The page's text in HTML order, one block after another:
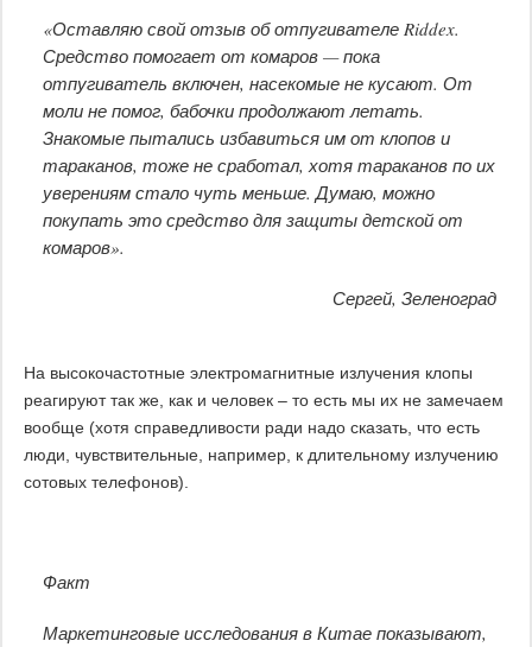
«Оставляю свой отзыв об отпугивателе Riddex.
Средство помогает от комаров — пока
отпугиватель включен, насекомые не кусают. От
моли не помог, бабочки продолжают летать.
Знакомые пытались избавиться им от клопов и
тараканов, тоже не сработал, хотя тараканов по их
уверениям стало чуть меньше. Думаю, можно
покупать это средство для защиты детской от
комаров».
Сергей, Зеленоград
На высокочастотные электромагнитные излучения клопы
реагируют так же, как и человек – то есть мы их не замечаем
вообще (хотя справедливости ради надо сказать, что есть
люди, чувствительные, например, к длительному излучению
сотовых телефонов).
Факт
Маркетинговые исследования в Китае показывают,